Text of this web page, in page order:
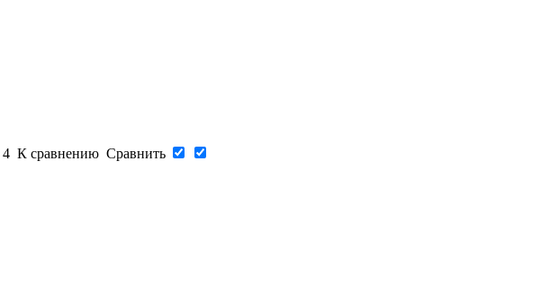
4 К сравнению Сравнить